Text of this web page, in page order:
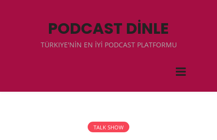
PODCAST DİNLE
TÜRKIYE'NİN EN İYİ PODCAST PLATFORMU
TALK SHOW